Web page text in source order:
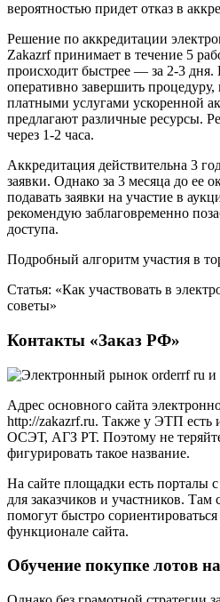
вероятностью придет отказ в
Решение по аккредитации
Zakazrf принимает в течение 5
происходит быстрее — за 2-3
оперативно завершить
платными услугами ускоренной
предлагают различные ресурсы.
через 1-2 часа.
Аккредитация действительна 3
заявки. Однако за 3 месяца до ее
подавать заявки на участие в
рекомендую заблаговременно
доступа.
Подробный алгоритм участия в
Статья: «Как участвовать в
советы»
Контакты «Заказ РФ»
Адрес основного сайта
http://zakazrf.ru. Также у ЭТП есть
ОСЭТ, АГЗ РТ. Поэтому не
фигурировать такое название.
На сайте площадки есть порталы
для заказчиков и участников.
помогут быстро
функционале сайта.
Обучение покупке лотов